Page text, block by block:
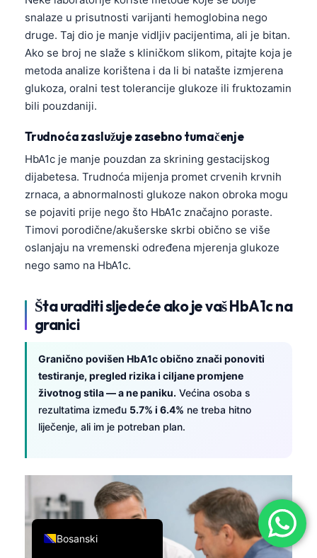
snalaze u prisutnosti varijanti hemoglobina nego
druge. Taj dio je manje vidljiv pacijentima, ali je bitan.
Ako se broj ne slaže s kliničkom slikom, pitajte koja je
metoda analize korištena i da li bi natašte izmjerena
glukoza, oralni test tolerancije glukoze ili fruktozamin
bili pouzdaniji.
Trudnoća zaslužuje zasebno tumačenje
HbA1c je manje pouzdan za skrining gestacijskog
dijabetesa. Trudnoća mijenja promet crvenih krvnih
zrnaca, a abnormalnosti glukoze nakon obroka mogu
se pojaviti prije nego što HbA1c značajno poraste.
Timovi porodične/akušerske skrbi obično se više
oslanjaju na vremenski određena mjerenja glukoze
nego samo na HbA1c.
Šta uraditi sljedeće ako je vaš HbA1c na
granici
Granično povišen HbA1c obično znači ponoviti
testiranje, pregled rizika i ciljane promjene
životnog stila — a ne paniku. Većina osoba s
rezultatima između 5.7% i 6.4% ne treba hitno
liječenje, ali im je potreban plan.
Bosanski
English
Deutsch
עִבְרִית
Italiano
Español
Ελληνικά
Türkçe
فارسی
Български
Dansk
Nederlands
हिन्दी
Հայերեն
Íslenska
Српски језик
Svenska